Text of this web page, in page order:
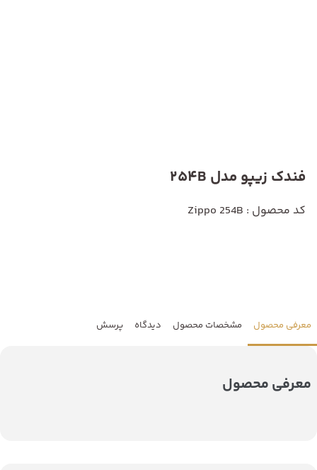
فندک زیپو مدل 254B
کد محصول : Zippo 254B
معرفی محصول مشخصات محصول دیدگاه پرسش
معرفی محصول